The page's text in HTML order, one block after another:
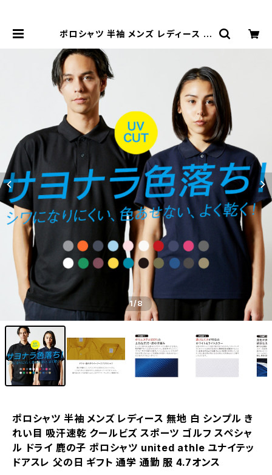
ポロシャツ 半袖 メンズ レディース 無
ールビズ スポーツ ゴルフ スペシャル
ドライ 鹿の子 ポロシャツ united at
hle ユナイテッドアスレ 父の日 ギフ
ト 通学 通勤 服 4.7オンス | Tシャツ
1/8
ポロシャツ 半袖 メンズ レディース 無地 白 シンプル き
れい目 吸汗速乾 クールビズ スポーツ ゴルフ スペシャ
ル ドライ 鹿の子 ポロシャツ united athle ユナイテッ
ドアスレ 父の日 ギフト 通学 通勤 服 4.7オンス